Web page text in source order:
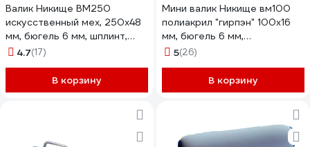
Валик Никище ВМ250
искусственный мех, 250x48
мм, бюгель 6 мм, шплинт,
плотность 450 гр/м2, ворс
4.7(17)
В корзину
Мини валик Никище вм100
полиакрил "гирпэн" 100x16
мм, бюгель 6 мм,
быстросъем, плотность 800
5(26)
В корзину